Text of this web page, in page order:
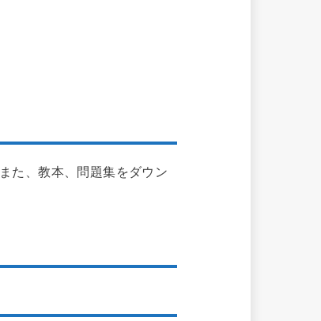
た、教本、問題集をダウン